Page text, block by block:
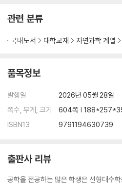
2.4 선형연립방정식의 추가적인 해법
(2) Cramer 규칙을 이용한 해법
(1) LU-분해의 정의
(3) 기본행렬의 역행렬
(4) LU-분해의 존재성과 유일성
2.7 LU-분해의 응용
(3) LU-분해를 이용한 역행렬 계산
(1) 다항식 보간법
관련 분류
국내도서 대학교재 자연과학 계열
품목정보
발행일
2026년 05월 28일
쪽수, 무게, 크기
604쪽 |
ISBN13
9791194630739
출판사 리뷰
공학을 전공하는 많은 학생은 선형대수